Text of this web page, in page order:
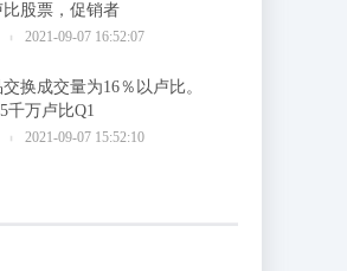
比股票，促销者
2021-09-07 16:52:07
换成交量为16％以卢比。
千万卢比Q1
2021-09-07 15:52:10